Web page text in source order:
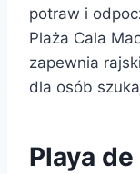
potraw i
Plaża Cala
zapewnia
dla osób
Playa